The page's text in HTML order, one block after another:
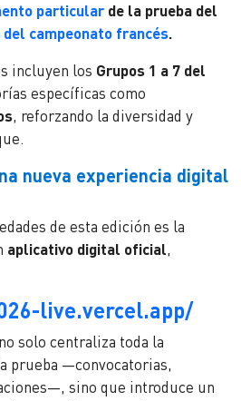
particularde la prueba del
del campeonato francés.
incluyen los Grupos 1 a 7 del
específicas como
, reforzando la diversidad y
nueva experiencia digital
de esta edición es la
aplicativo digital oficial,
live.vercel.app/
solo centraliza toda la
prueba —convocatorias,
sino que introduce un